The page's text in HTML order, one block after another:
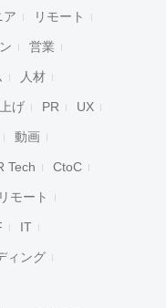
ア リモート
営業
人材
げ PR UX
動画
Tech CtoC
モート
IT
ィング